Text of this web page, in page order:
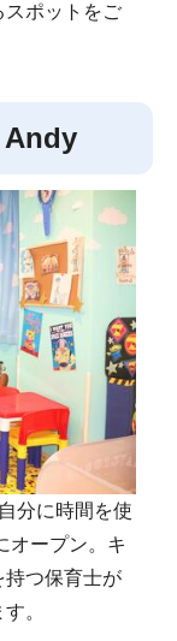
スポットをご
Andy
分に時間を使
オープン。キ
持つ保育士が
。